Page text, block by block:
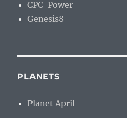
CPC-Power
Genesis8
PLANETS
Planet April